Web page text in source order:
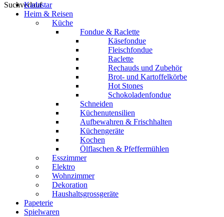
Suchverlauf
Kadastar
Heim & Reisen
Küche
Fondue & Raclette
Käsefondue
Fleischfondue
Raclette
Rechauds und Zubehör
Brot- und Kartoffelkörbe
Hot Stones
Schokoladenfondue
Schneiden
Küchenutensilien
Aufbewahren & Frischhalten
Küchengeräte
Kochen
Ölflaschen & Pfeffermühlen
Esszimmer
Elektro
Wohnzimmer
Dekoration
Haushaltsgrossgeräte
Papeterie
Spielwaren